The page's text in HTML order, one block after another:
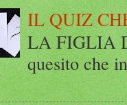
IL QUIZ
LA FIGLIA
quesito che